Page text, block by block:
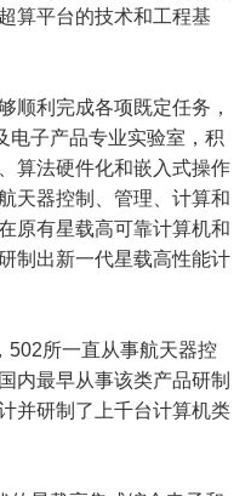
算平台的技术和工程基
顺利完成各项既定任务，
电子产品专业实验室，积
算法硬件化和嵌入式操作
天器控制、管理、计算和
原有星载高可靠计算机和
制出新一代星载高性能计
502所一直从事航天器控
内最早从事该类产品研制
并研制了上千台计算机类